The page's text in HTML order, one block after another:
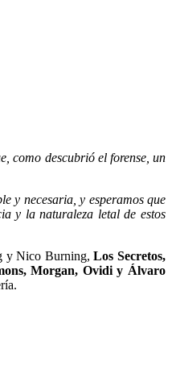
como descubrió el forense, un
y necesaria, y esperamos que
y la naturaleza letal de estos
y Nico Burning,Los Secretos,
Morgan, Ovidi y Álvaro